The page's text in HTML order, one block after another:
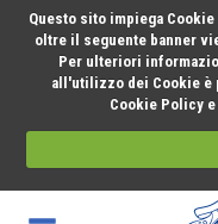
Questo sito impiega
oltre il seguente banner
Per ulteriori
all'utilizzo dei Cookie è
Cookie Policy